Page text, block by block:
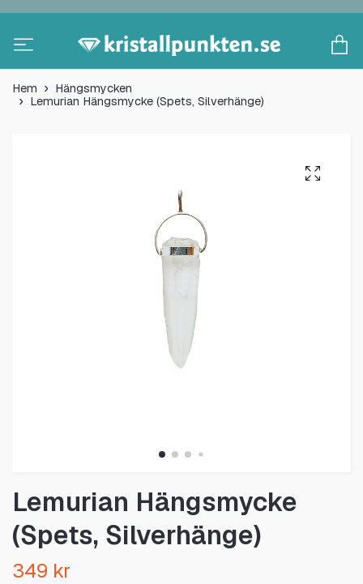
Hem
Hängsmycken
Lemurian Hängsmycke (Spets, Silverhänge)
Lemurian Hängsmycke
(Spets, Silverhänge)
349 kr